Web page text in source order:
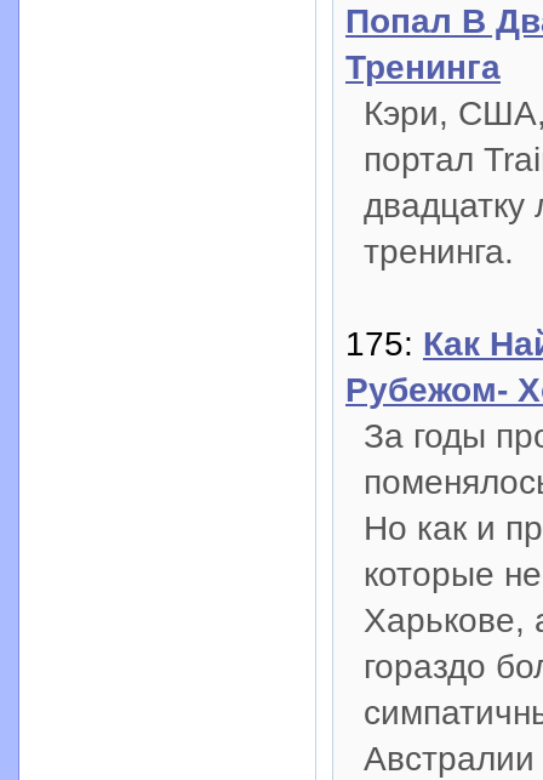
Попал В
Тренинга
Кэри,
портал
тренинга.
175: Как
Рубежом-
За годы
Но как и
которые
Харькове,
гораздо